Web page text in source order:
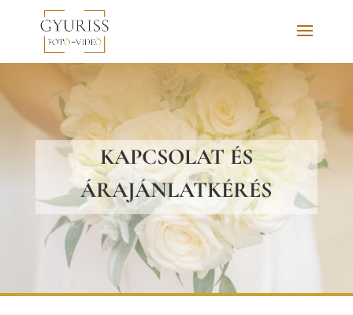
KAPCSOLAT ÉS
ÁRAJÁNLATKÉRÉS